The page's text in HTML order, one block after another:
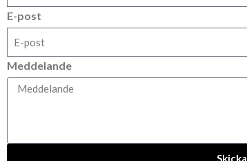
E-post
Meddelande
Skicka